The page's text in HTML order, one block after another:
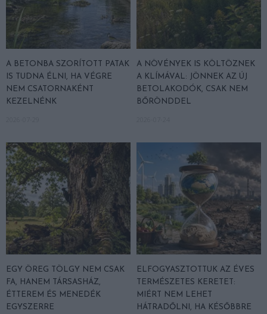
A BETONBA SZORÍTOTT PATAK
IS TUDNA ÉLNI, HA VÉGRE
NEM CSATORNAKÉNT
KEZELNÉNK
A NÖVÉNYEK IS KÖLTÖZNEK
A KLÍMÁVAL: JÖNNEK AZ ÚJ
BETOLAKODÓK, CSAK NEM
BŐRÖNDDEL
EGY ÖREG TÖLGY NEM CSAK
FA, HANEM TÁRSASHÁZ,
ÉTTEREM ÉS MENEDÉK
EGYSZERRE
ELFOGYASZTOTTUK AZ ÉVES
TERMÉSZETES KERETET:
MIÉRT NEM LEHET
HÁTRADŐLNI, HA KÉSŐBBRE